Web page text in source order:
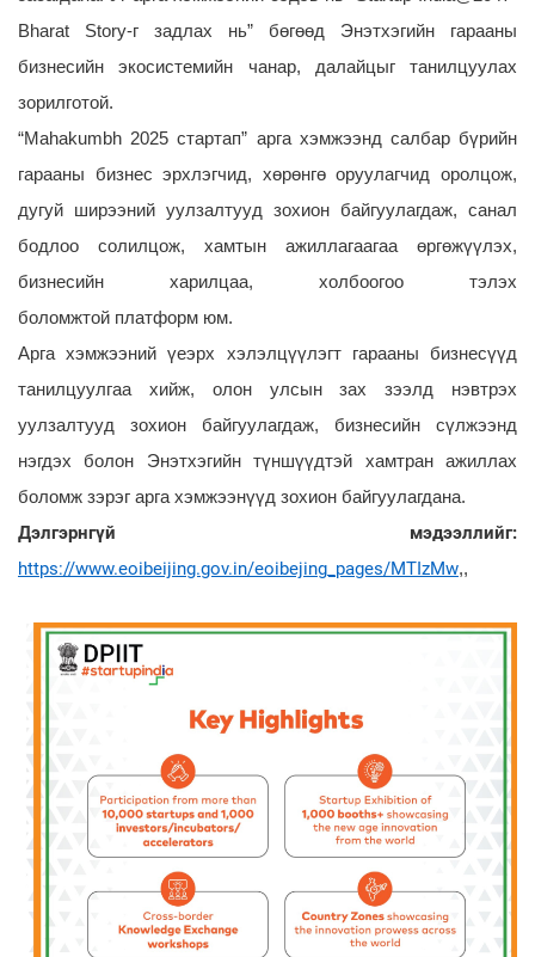
Bharat Story-г задлах нь” бөгөөд Энэтхэгийн гарааны
бизнесийн экосистемийн чанар, далайцыг танилцуулах
зорилготой.
“Mahakumbh 2025 стартап” арга хэмжээнд салбар бүрийн
гарааны бизнес эрхлэгчид, хөрөнгө оруулагчид оролцож,
дугуй ширээний уулзалтууд зохион байгуулагдаж, санал
бодлоо солилцож, хамтын ажиллагаагаа өргөжүүлэх,
бизнесийн харилцаа, холбоогоо тэлэх
боломжтой платформ юм.
Арга хэмжээний үеэрх хэлэлцүүлэгт гарааны бизнесүүд
танилцуулгаа хийж, олон улсын зах зээлд нэвтрэх
уулзалтууд зохион байгуулагдаж, бизнесийн сүлжээнд
нэгдэх болон Энэтхэгийн түншүүдтэй хамтран ажиллах
боломж зэрэг арга хэмжээнүүд зохион байгуулагдана.
Дэлгэрнгүй мэдээллийг:
https://www.eoibeijing.gov.in/eoibejing_pages/MTIzMw,,